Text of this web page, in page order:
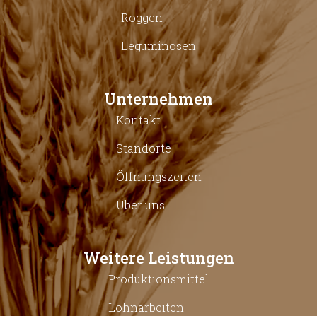
Roggen
Leguminosen
Unternehmen
Kontakt
Standorte
Öffnungszeiten
Über uns
Weitere Leistungen
Produktionsmittel
Lohnarbeiten